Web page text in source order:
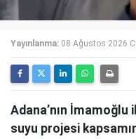
Yayınlanma: 08 Ağustos 2026
Adana’nın
suyu projesi